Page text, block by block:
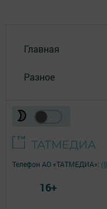
Главная
Разное
Телефон АО «ТАТМЕДИА»:
16+